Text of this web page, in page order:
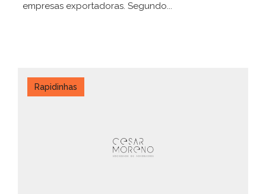
empresas exportadoras. Segundo...
Rapidinhas